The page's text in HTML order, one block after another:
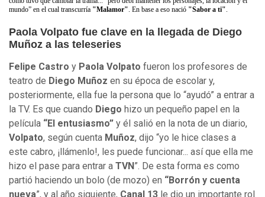
mundo” en el cual transcurría "Malamor". En base a eso nació "Sabor a ti".
Paola Volpato fue clave en la llegada de Diego
Muñoz a las teleseries
Felipe Castro y Paola Volpato fueron los profesores de
teatro de Diego Muñoz en su época de escolar y,
posteriormente, ella fue la persona que lo “ayudó” a entrar a
la TV. Es que cuando Diego hizo un pequeño papel en la
película “El entusiasmo” y él salió en la nota de un diario,
Volpato, según cuenta Muñoz, dijo “yo le hice clases a
este cabro, ¡llámenlo!, les puede funcionar... así que ella me
hizo el pase para entrar a TVN ”. De esta forma es como
partió haciendo un bolo (de mozo) en “Borrón y cuenta
nueva”, y al año siguiente, Canal 13 le dio un importante rol